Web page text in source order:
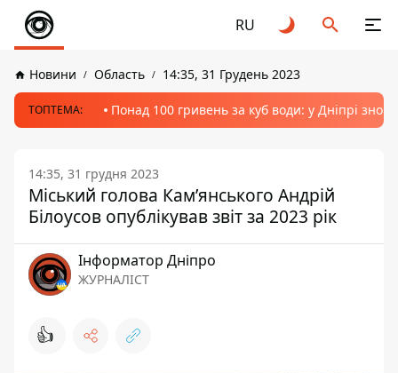
RU
Новини Область 14:35, 31 Грудень 2023
ТОПТЕМА: Понад 100 гривень за куб води: у Дніпрі
14:35, 31 грудня 2023
Міський голова Кам’янського Андрій
Білоусов опублікував звіт за 2023 рік
Інформатор Дніпро
ЖУРНАЛІСТ
👍